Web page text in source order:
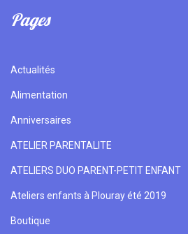
Pages
Actualités
Alimentation
Anniversaires
ATELIER PARENTALITE
ATELIERS DUO PARENT-PETIT ENFANT
Ateliers enfants à Plouray été 2019
Boutique